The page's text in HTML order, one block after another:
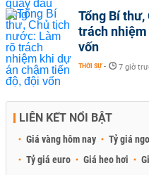
Tổng Bí
trách
vốn
THỜI SỰ - 7 giờ
LIÊN KẾT NỔI BẬT
Giá vàng hôm nay Tỷ giá
Tỷ giá euro
Giá heo hơi